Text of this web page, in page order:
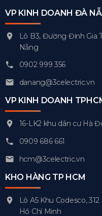
VP KINH DOANH ĐÀ
Lô B3, Đường Đinh Gia
Nẵng
0902 999 356
danang@3celectric.vn
VP KINH DOANH
16-LK2 khu dân cư Hà
0909 686 661
hcm@3celectric.vn
KHO HÀNG TP HCM
Lô A5 Khu Codesco,
Hồ Chí Minh